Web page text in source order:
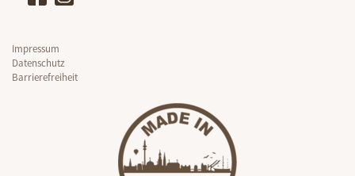
Impressum
Datenschutz
Barrierefreiheit